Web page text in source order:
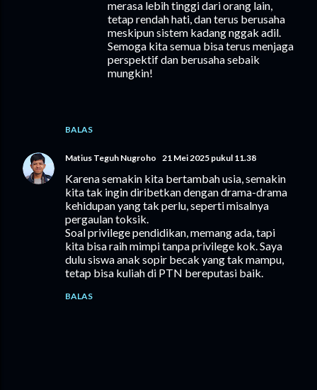
BALAS
merasa lebih tinggi dari orang lain,
tetap rendah hati, dan terus berusaha
meskipun sistem kadang nggak adil.
Semoga kita semua bisa terus menjaga
perspektif dan berusaha sebaik
mungkin!
Matius Teguh Nugroho 21 Mei 2025 pukul 11.38
Karena semakin kita bertambah usia, semakin
kita tak ingin diribetkan dengan drama-drama
kehidupan yang tak perlu, seperti misalnya
pergaulan toksik.
Soal privilege pendidikan, memang ada, tapi
kita bisa raih mimpi tanpa privilege kok. Saya
dulu siswa anak sopir becak yang tak mampu,
tetap bisa kuliah di PTN bereputasi baik.
BALAS